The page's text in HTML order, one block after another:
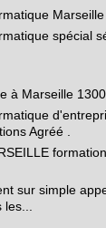
spécial
à Marseille
Agréé .
sur simple